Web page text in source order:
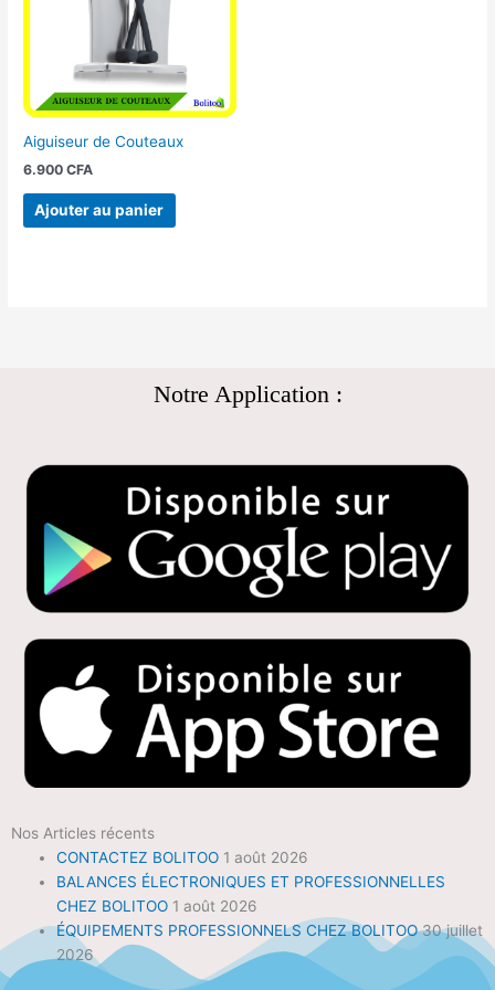
Aiguiseur de Couteaux
6.900CFA
Ajouter au panier
Notre Application :
Nos Articles récents
CONTACTEZ BOLITOO 1 août 2026
BALANCES ÉLECTRONIQUES ET PROFESSIONNELLES
CHEZ BOLITOO 1 août 2026
ÉQUIPEMENTS PROFESSIONNELS CHEZ BOLITOO 30 juillet
2026